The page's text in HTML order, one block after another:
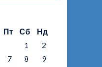
Пт Сб
Нд
1
2
7 8 9